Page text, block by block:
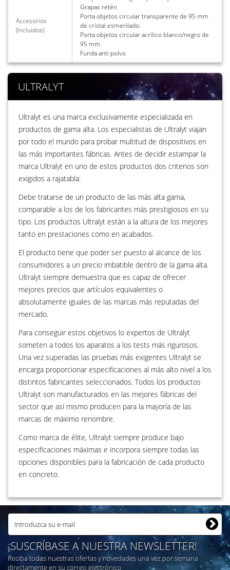
Accesorios
(Incluidos)
Grapas retén
Porta objetos circular transparente de 95 mm
de cristal esmerilado.
Porta objetos circular acrílico blanco/negro de
95 mm
Funda anti polvo
ULTRALYT
Ultralyt es una marca exclusivamente especializada en
productos de gama alta. Los especialistas de Ultralyt viajan
por todo el mundo para probar multitud de dispositivos en
las más importantes fábricas. Antes de decidir estampar la
marca Ultralyt en uno de estos productos dos criterios son
exigidos a rajatabla:
Debe tratarse de un producto de las más alta gama,
comparable a los de los fabricantes más prestigiosos en su
tipo. Los productos Ultralyt están a la altura de los mejores
tanto en prestaciones como en acabados.
El producto tiene que poder ser puesto al alcance de los
consumidores a un precio imbatible dentro de la gama alta.
Ultralyt siempre demuestra que es capaz de ofrecer
mejores precios que artículos equivalentes o
absolutamente iguales de las marcas más reputadas del
mercado.
Para conseguir estos objetivos lo expertos de Ultralyt
someten a todos los aparatos a los tests más rigurosos.
Una vez superadas las pruebas más exigentes Ultralyt se
encarga proporcionar especificaciones al más alto nivel a los
distintos fabricantes seleccionados. Todos los productos
Ultralyt son manufacturados en las mejores fábricas del
sector que así mismo producen para la mayoría de las
marcas de máximo renombre.
Como marca de élite, Ultralyt siempre produce bajo
especificaciones máximas e incorpora siempre todas las
opciones disponibles para la fabricación de cada producto
en concreto.
¡SUSCRÍBASE A NUESTRA NEWSLETTER!
Reciba todas nuestras ofertas y novedades una vez por semana
directamente en su correo electrónico